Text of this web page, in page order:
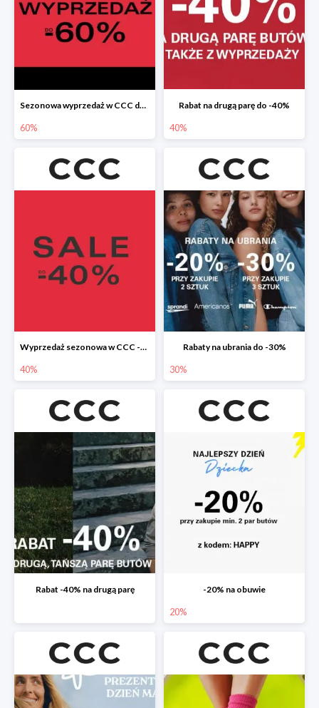
Sezonowa wyprzedaż w CCC do -60%
60%
Rabat na drugą parę do -40%
40%
Wyprzedaż sezonowa w CCC -40%
40%
Rabaty na ubrania do -30%
30%
Rabat -40% na drugą parę -20% na obuwie
20%